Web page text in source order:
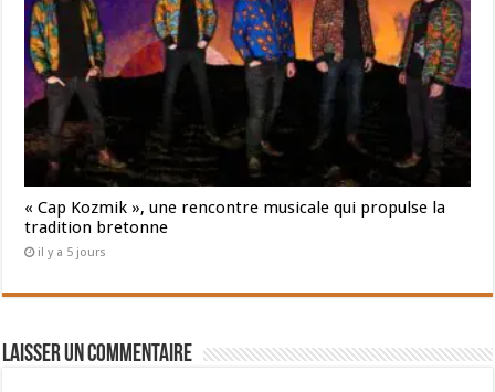
« Cap Kozmik », une rencontre musicale qui propulse la
tradition bretonne
il y a 5 jours
Laisser un commentaire